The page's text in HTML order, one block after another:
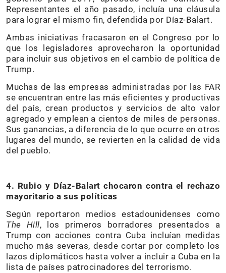
Representantes el año pasado, incluía una cláusula
para lograr el mismo fin, defendida por Díaz-Balart.
Ambas iniciativas fracasaron en el Congreso por lo
que los legisladores aprovecharon la oportunidad
para incluir sus objetivos en el cambio de política de
Trump.
Muchas de las empresas administradas por las FAR
se encuentran entre las más eficientes y productivas
del país, crean productos y servicios de alto valor
agregado y emplean a cientos de miles de personas.
Sus ganancias, a diferencia de lo que ocurre en otros
lugares del mundo, se revierten en la calidad de vida
del pueblo.
4. Rubio y Díaz-Balart chocaron contra el rechazo
mayoritario a sus políticas
Según reportaron medios estadounidenses como
The Hill, los primeros borradores presentados a
Trump con acciones contra Cuba incluían medidas
mucho más severas, desde cortar por completo los
lazos diplomáticos hasta volver a incluir a Cuba en la
lista de países patrocinadores del terrorismo.